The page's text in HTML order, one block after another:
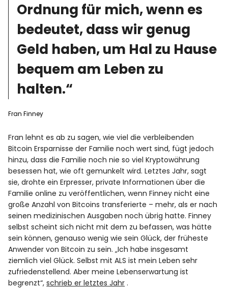
Ordnung für mich, wenn es
bedeutet, dass wir genug
Geld haben, um Hal zu Hause
bequem am Leben zu
halten.“
Fran Finney
Fran lehnt es ab zu sagen, wie viel die verbleibenden
Bitcoin Ersparnisse der Familie noch wert sind, fügt jedoch
hinzu, dass die Familie noch nie so viel Kryptowährung
besessen hat, wie oft gemunkelt wird. Letztes Jahr, sagt
sie, drohte ein Erpresser, private Informationen über die
Familie online zu veröffentlichen, wenn Finney nicht eine
große Anzahl von Bitcoins transferierte – mehr, als er nach
seinen medizinischen Ausgaben noch übrig hatte. Finney
selbst scheint sich nicht mit dem zu befassen, was hätte
sein können, genauso wenig wie sein Glück, der früheste
Anwender von Bitcoin zu sein. „Ich habe insgesamt
ziemlich viel Glück. Selbst mit ALS ist mein Leben sehr
zufriedenstellend. Aber meine Lebenserwartung ist
begrenzt“,schrieb er letztes Jahr .